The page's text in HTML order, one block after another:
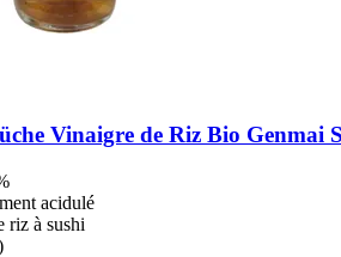
Vinaigre de Riz Bio Genmai
acidulé
riz à sushi